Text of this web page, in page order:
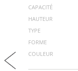
CAPACITÉ
HAUTEUR
TYPE
FORME
COULEUR